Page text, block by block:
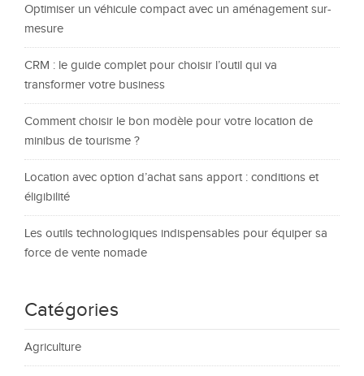
Optimiser un véhicule compact avec un aménagement sur-
mesure
CRM : le guide complet pour choisir l’outil qui va
transformer votre business
Comment choisir le bon modèle pour votre location de
minibus de tourisme ?
Location avec option d’achat sans apport : conditions et
éligibilité
Les outils technologiques indispensables pour équiper sa
force de vente nomade
Catégories
Agriculture